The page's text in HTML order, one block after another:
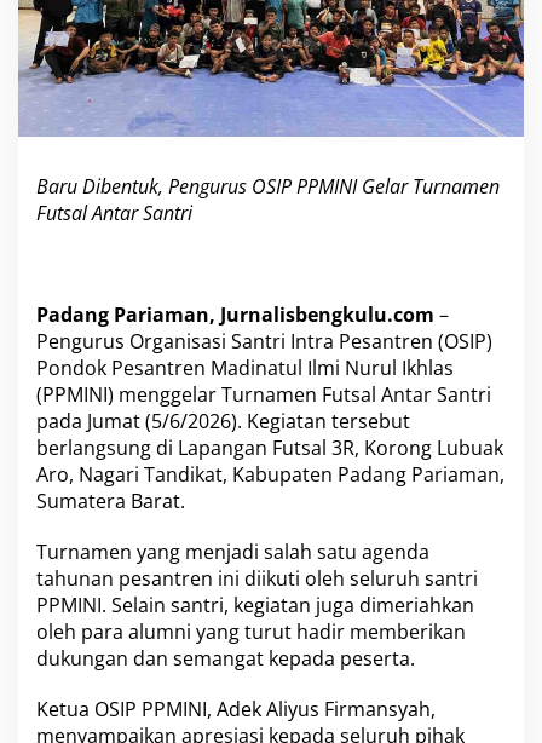
u
s
O
S
M
e
l
a
r
T
u
r
n
a
n
F
u
t
s
a
n
Baru Dibentuk, Pengurus OSIP PPMINI Gelar Turnamen
Futsal Antar Santri
Padang Pariaman, Jurnalisbengkulu.com –
Pengurus Organisasi Santri Intra Pesantren (OSIP)
Pondok Pesantren Madinatul Ilmi Nurul Ikhlas
(PPMINI) menggelar Turnamen Futsal Antar Santri
pada Jumat (5/6/2026). Kegiatan tersebut
berlangsung di Lapangan Futsal 3R, Korong Lubuak
Aro, Nagari Tandikat, Kabupaten Padang Pariaman,
Sumatera Barat.
Turnamen yang menjadi salah satu agenda
tahunan pesantren ini diikuti oleh seluruh santri
PPMINI. Selain santri, kegiatan juga dimeriahkan
oleh para alumni yang turut hadir memberikan
dukungan dan semangat kepada peserta.
Ketua OSIP PPMINI, Adek Aliyus Firmansyah,
menyampaikan apresiasi kepada seluruh pihak